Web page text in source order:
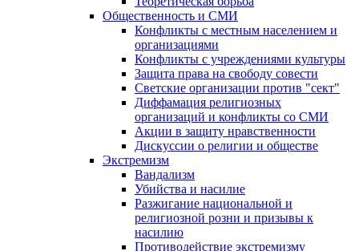
Общественность и СМИ
Конфликты с местным населением и
организациями
Конфликты с учреждениями культуры
Защита права на свободу совести
Светские организации против "сект"
Диффамация религиозных
организаций и конфликты со СМИ
Акции в защиту нравственности
Дискуссии о религии и обществе
Экстремизм
Вандализм
Убийства и насилие
Разжигание национальной и
религиозной розни и призывы к
насилию
Противодействие экстремизму